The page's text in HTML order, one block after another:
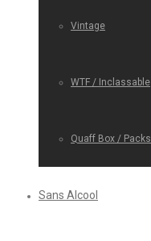
Vintage
WTF / Inclassable
Quaff Box / Packs
Sans Alcool